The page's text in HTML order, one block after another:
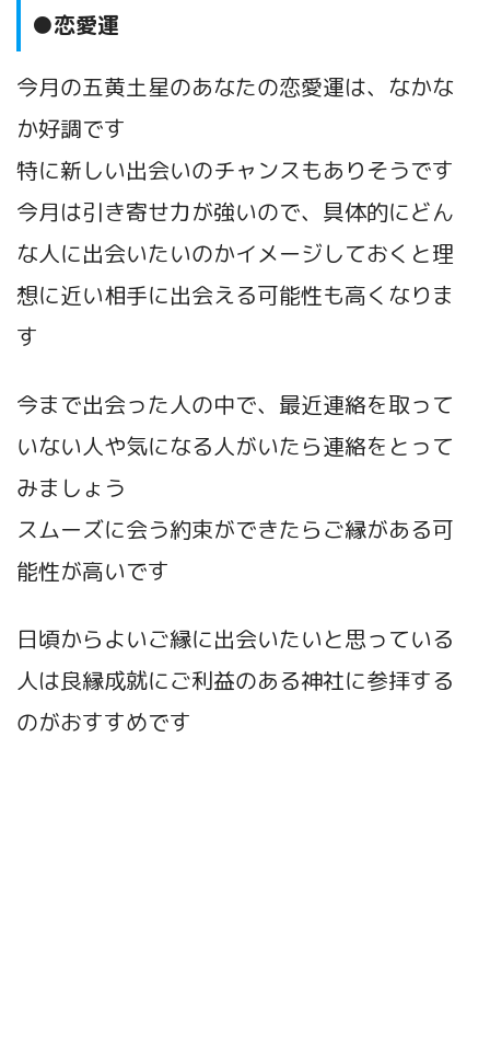
●恋愛運
今月の五黄土星のあなたの恋愛運は、なかな
か好調です
特に新しい出会いのチャンスもありそうです
今月は引き寄せ力が強いので、具体的にどん
な人に出会いたいのかイメージしておくと理
想に近い相手に出会える可能性も高くなりま
す
今まで出会った人の中で、最近連絡を取って
いない人や気になる人がいたら連絡をとって
みましょう
スムーズに会う約束ができたらご縁がある可
能性が高いです
日頃からよいご縁に出会いたいと思っている
人は良縁成就にご利益のある神社に参拝する
のがおすすめです